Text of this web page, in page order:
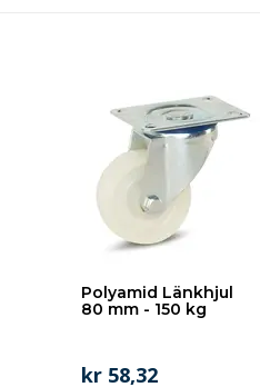
Polyamid Länkhjul
80 mm - 150 kg
kr 58,32